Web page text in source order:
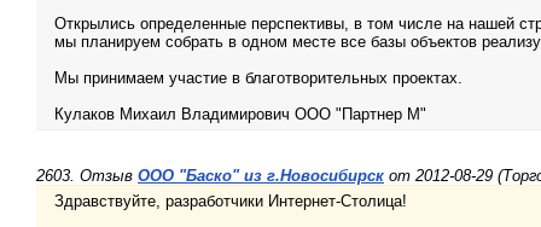
Открылись определенные перспективы, в том числе на нашей
мы планируем собрать в одном месте все базы объектов
Мы принимаем участие в благотворительных проектах.
Кулаков Михаил Владимирович ООО "Партнер М"
2603. Отзыв ООО "Баско" из г.Новосибирск от 2012-08-29
Здравствуйте, разработчики Интернет-Столица!